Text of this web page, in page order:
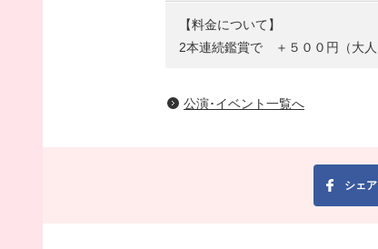
【料金について】
2本連続鑑賞で ＋５００円（大
公演･イベント一覧へ
シェア